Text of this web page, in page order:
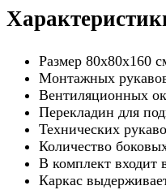
Размер 80х80х160
Монтажных
Вентиляционных
Перекладин для
Технических
Количество
В комплект входит
Каркас